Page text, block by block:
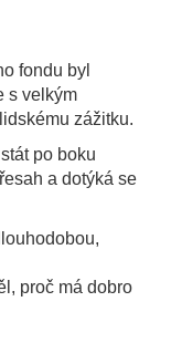
fondu byl
s velkým
zážitku.
po boku
a dotýká se
proč má dobro